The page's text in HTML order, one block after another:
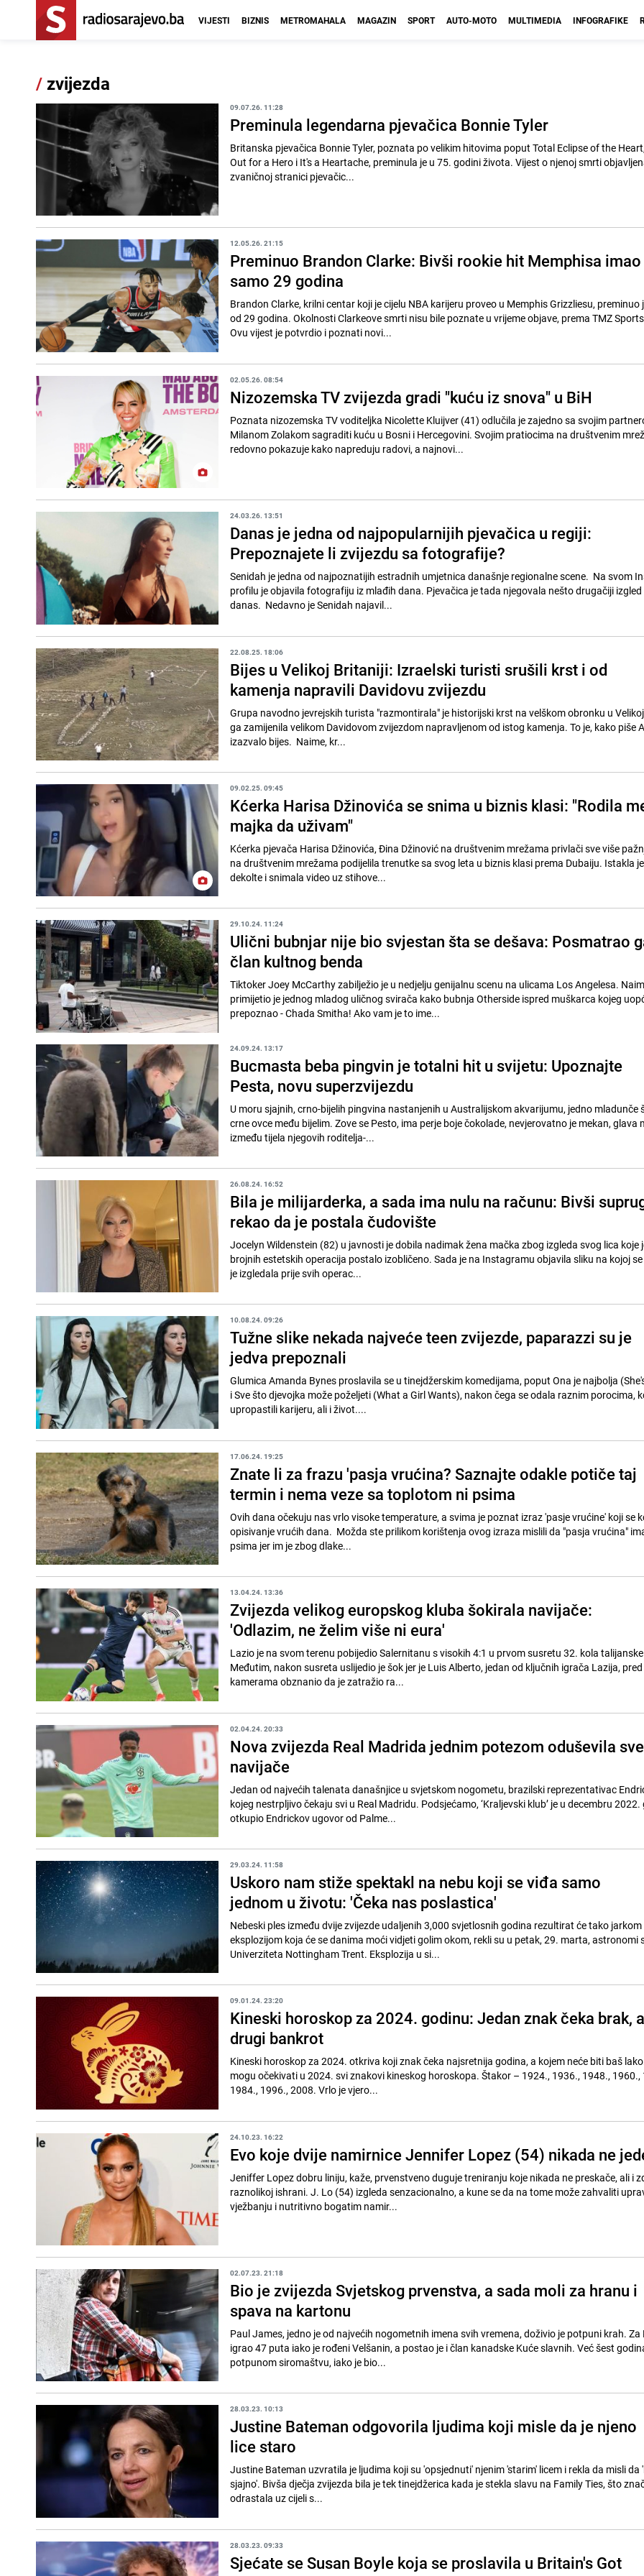
VIJESTI BIZNIS METROMAHALA MAGAZIN SPORT AUTO-MOTO MULTIMEDIA INFOGRAFIKE
/zvijezda
09.07.26. 11:28
Preminula legendarna pjevačica Bonnie Tyler
Britanska pjevačica Bonnie Tyler, poznata po velikim hitovima poput Total Eclipse of the
Out for a Hero i It's a Heartache, preminula je u 75. godini života. Vijest o njenoj smrti
zvaničnoj stranici pjevačic...
12.05.26. 21:15
Preminuo Brandon Clarke: Bivši rookie hit Memphisa imao
samo 29 godina
Brandon Clarke, krilni centar koji je cijelu NBA karijeru proveo u Memphis Grizzliesu, preminuo
od 29 godina. Okolnosti Clarkeove smrti nisu bile poznate u vrijeme objave, prema TMZ
Ovu vijest je potvrdio i poznati novi...
02.05.26. 08:54
Nizozemska TV zvijezda gradi "kuću iz snova" u BiH
Poznata nizozemska TV voditeljka Nicolette Kluijver (41) odlučila je zajedno sa svojim
Milanom Zolakom sagraditi kuću u Bosni i Hercegovini. Svojim pratiocima na društvenim
redovno pokazuje kako napreduju radovi, a najnovi...
24.03.26. 13:51
Danas je jedna od najpopularnijih pjevačica u regiji:
Prepoznajete li zvijezdu sa fotografije?
Senidah je jedna od najpoznatijih estradnih umjetnica današnje regionalne scene. Na svom
profilu je objavila fotografiju iz mlađih dana. Pjevačica je tada njegovala nešto drugačiji izgled
danas. Nedavno je Senidah najavil...
22.08.25. 18:06
Bijes u Velikoj Britaniji: Izraelski turisti srušili krst i od
kamenja napravili Davidovu zvijezdu
Grupa navodno jevrejskih turista "razmontirala" je historijski krst na velškom obronku u
ga zamijenila velikom Davidovom zvijezdom napravljenom od istog kamenja. To je, kako piše
izazvalo bijes. Naime, kr...
09.02.25. 09:45
Kćerka Harisa Džinovića se snima u biznis klasi: "Rodila
majka da uživam"
Kćerka pjevača Harisa Džinovića, Đina Džinović na društvenim mrežama privlači sve više
na društvenim mrežama podijelila trenutke sa svog leta u biznis klasi prema Dubaiju. Istakla
dekolte i snimala video uz stihove...
29.10.24. 11:24
Ulični bubnjar nije bio svjestan šta se dešava: Posmatrao
član kultnog benda
Tiktoker Joey McCarthy zabilježio je u nedjelju genijalnu scenu na ulicama Los Angelesa.
primijetio je jednog mladog uličnog svirača kako bubnja Otherside ispred muškarca kojeg
prepoznao - Chada Smitha! Ako vam je to ime...
24.09.24. 13:17
Bucmasta beba pingvin je totalni hit u svijetu: Upoznajte
Pesta, novu superzvijezdu
U moru sjajnih, crno-bijelih pingvina nastanjenih u Australijskom akvarijumu, jedno mladunče
crne ovce među bijelim. Zove se Pesto, ima perje boje čokolade, nevjerovatno je mekan, glava
između tijela njegovih roditelja-...
26.08.24. 16:52
Bila je milijarderka, a sada ima nulu na računu: Bivši
rekao da je postala čudovište
Jocelyn Wildenstein (82) u javnosti je dobila nadimak žena mačka zbog izgleda svog lica koje
brojnih estetskih operacija postalo izobličeno. Sada je na Instagramu objavila sliku na kojoj
je izgledala prije svih operac...
10.08.24. 09:26
Tužne slike nekada najveće teen zvijezde, paparazzi su je
jedva prepoznali
Glumica Amanda Bynes proslavila se u tinejdžerskim komedijama, poput Ona je najbolja
i Sve što djevojka može poželjeti (What a Girl Wants), nakon čega se odala raznim porocima,
upropastili karijeru, ali i život....
17.06.24. 19:25
Znate li za frazu 'pasja vrućina? Saznajte odakle potiče taj
termin i nema veze sa toplotom ni psima
Ovih dana očekuju nas vrlo visoke temperature, a svima je poznat izraz 'pasje vrućine' koji se
opisivanje vrućih dana. Možda ste prilikom korištenja ovog izraza mislili da "pasja vrućina"
psima jer im je zbog dlake...
13.04.24. 13:36
Zvijezda velikog europskog kluba šokirala navijače:
'Odlazim, ne želim više ni eura'
Lazio je na svom terenu pobijedio Salernitanu s visokih 4:1 u prvom susretu 32. kola talijanske
Međutim, nakon susreta uslijedio je šok jer je Luis Alberto, jedan od ključnih igrača Lazija, pred
kamerama obznanio da je zatražio ra...
02.04.24. 20:33
Nova zvijezda Real Madrida jednim potezom oduševila sve
navijače
Jedan od najvećih talenata današnjice u svjetskom nogometu, brazilski reprezentativac
kojeg nestrpljivo čekaju svi u Real Madridu. Podsjećamo, ‘Kraljevski klub’ je u decembru 2022.
otkupio Endrickov ugovor od Palme...
29.03.24. 11:58
Uskoro nam stiže spektakl na nebu koji se viđa samo
jednom u životu: 'Čeka nas poslastica'
Nebeski ples između dvije zvijezde udaljenih 3,000 svjetlosnih godina rezultirat će tako jarkom
eksplozijom koja će se danima moći vidjeti golim okom, rekli su u petak, 29. marta, astronomi
Univerziteta Nottingham Trent. Eksplozija u si...
09.01.24. 23:20
Kineski horoskop za 2024. godinu: Jedan znak čeka brak, a
drugi bankrot
Kineski horoskop za 2024. otkriva koji znak čeka najsretnija godina, a kojem neće biti baš
mogu očekivati u 2024. svi znakovi kineskog horoskopa. Štakor – 1924., 1936., 1948., 1960.,
1984., 1996., 2008. Vrlo je vjero...
24.10.23. 16:22
Evo koje dvije namirnice Jennifer Lopez (54) nikada ne
Jeniffer Lopez dobru liniju, kaže, prvenstveno duguje treniranju koje nikada ne preskače, ali i
raznolikoj ishrani. J. Lo (54) izgleda senzacionalno, a kune se da na tome može zahvaliti
vježbanju i nutritivno bogatim namir...
02.07.23. 21:18
Bio je zvijezda Svjetskog prvenstva, a sada moli za hranu i
spava na kartonu
Paul James, jedno je od najvećih nogometnih imena svih vremena, doživio je potpuni krah. Za
igrao 47 puta iako je rođeni Velšanin, a postao je i član kanadske Kuće slavnih. Već šest
potpunom siromaštvu, iako je bio...
28.03.23. 10:13
Justine Bateman odgovorila ljudima koji misle da je njeno
lice staro
Justine Bateman uzvratila je ljudima koji su 'opsjednuti' njenim 'starim' licem i rekla da misli da
sjajno'. Bivša dječja zvijezda bila je tek tinejdžerica kada je stekla slavu na Family Ties, što
odrastala uz cijeli s...
28.03.23. 09:33
Sjećate se Susan Boyle koja se proslavila u Britain's Got